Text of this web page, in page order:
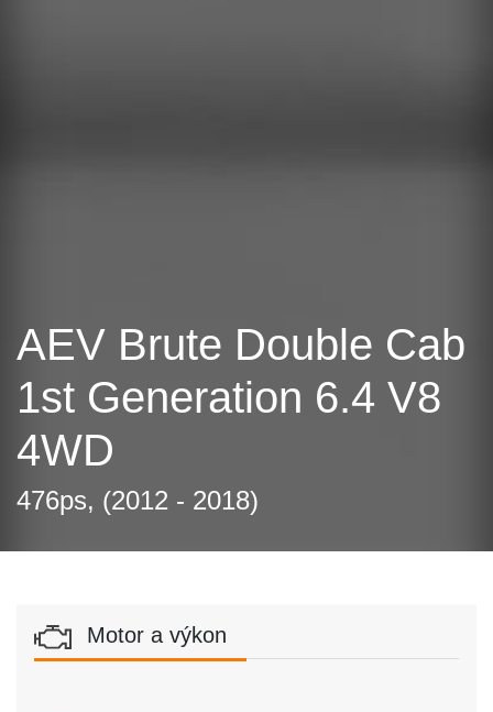
AEV Brute Double Cab
1st Generation 6.4 V8
4WD
476ps, (2012 - 2018)
Motor a výkon